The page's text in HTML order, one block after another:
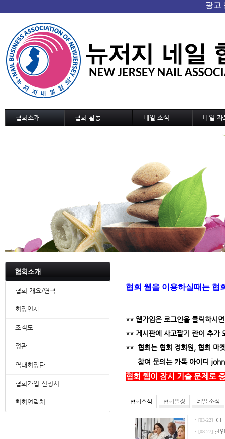
협회소개 협회 활동 네일 소식
국내외 소식
네일 자
협회소개
협회 개요/연혁
회장인사
조직도
정관
역대회장단
협회가입 신청서
협회연락처
협회 웹을 이용하실때는 협
** 웹가입은 로그인을 클릭하시
** 게시판에 사고팔기 란이 추가
** 협회는 협회 정회원, 협회 마
참여 문의는 카톡 아이디
협회 웹이 잠시 기술 문제로
협회소식 협회일정 네일 소식
[03-22]
[08-27] 한